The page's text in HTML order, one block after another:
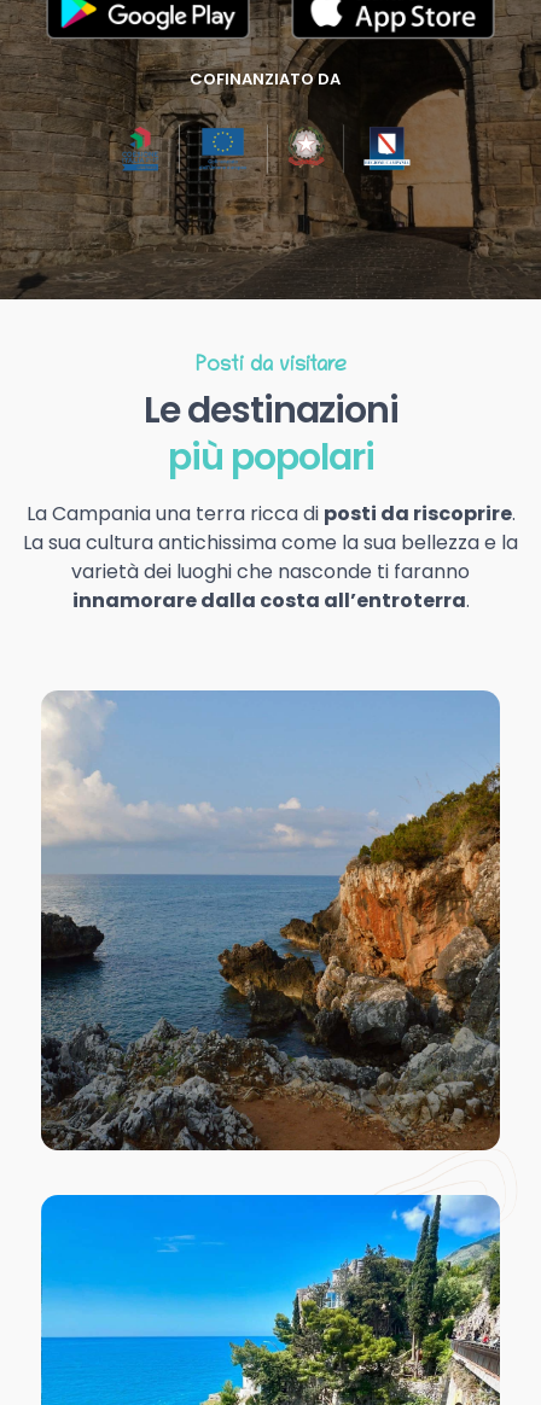
COFINANZIATO DA
Posti da visitare
Le destinazioni
più popolari
La Campania una terra ricca di posti da riscoprire.
La sua cultura antichissima come la sua bellezza e la
varietà dei luoghi che nasconde ti faranno
innamorare dalla costa all’entroterra.